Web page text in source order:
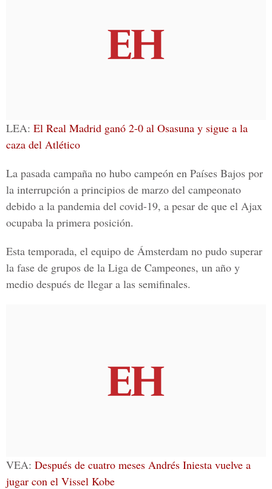
LEA: El Real Madrid ganó 2-0 al Osasuna y sigue a la
caza del Atlético
La pasada campaña no hubo campeón en Países Bajos por
la interrupción a principios de marzo del campeonato
debido a la pandemia del covid-19, a pesar de que el Ajax
ocupaba la primera posición.
Esta temporada, el equipo de Ámsterdam no pudo superar
la fase de grupos de la Liga de Campeones, un año y
medio después de llegar a las semifinales.
VEA: Después de cuatro meses Andrés Iniesta vuelve a
jugar con el Vissel Kobe